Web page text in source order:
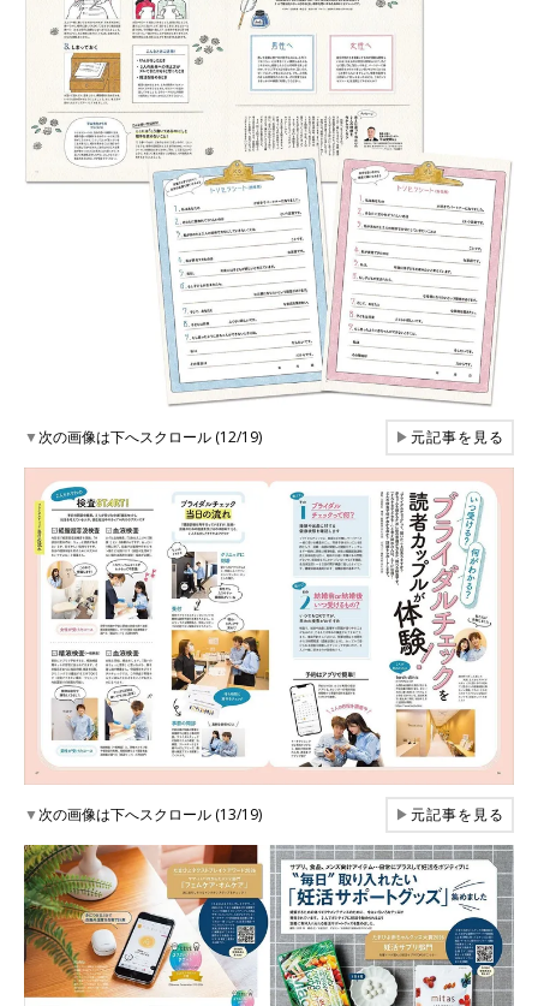
▼次の画像は下へスクロール (12/19) ▶元記事を見る
▼次の画像は下へスクロール (13/19) ▶元記事を見る